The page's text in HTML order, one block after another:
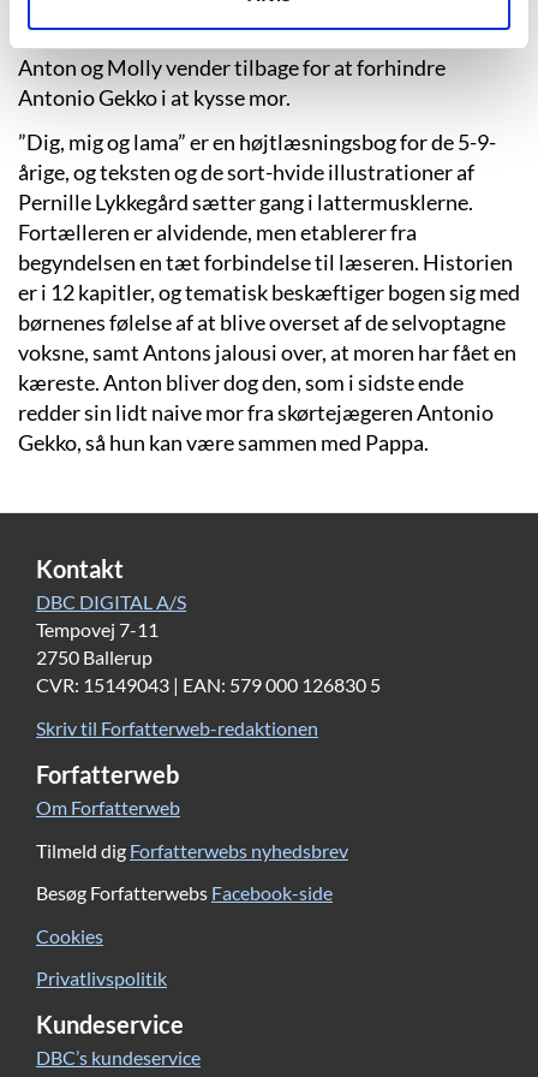
Bankdirektøren, der mener, at Antonio Gekko er en
casanova, som kun er ude på at kysse Antons mor.
Anton og Molly vender tilbage for at forhindre
Antonio Gekko i at kysse mor.
”Dig, mig og lama” er en højtlæsningsbog for de 5-9-
årige, og teksten og de sort-hvide illustrationer af
Pernille Lykkegård sætter gang i lattermusklerne.
Fortælleren er alvidende, men etablerer fra
begyndelsen en tæt forbindelse til læseren. Historien
er i 12 kapitler, og tematisk beskæftiger bogen sig med
børnenes følelse af at blive overset af de selvoptagne
voksne, samt Antons jalousi over, at moren har fået en
kæreste. Anton bliver dog den, som i sidste ende
redder sin lidt naive mor fra skørtejægeren Antonio
Gekko, så hun kan være sammen med Pappa.
Kontakt
DBC DIGITAL A/S
Tempovej 7-11
2750 Ballerup
CVR: 15149043 | EAN: 579 000 126830 5
Skriv til Forfatterweb-redaktionen
Forfatterweb
Om Forfatterweb
Tilmeld dig Forfatterwebs nyhedsbrev
Besøg Forfatterwebs Facebook-side
Cookies
Privatlivspolitik
Kundeservice
DBC’s kundeservice